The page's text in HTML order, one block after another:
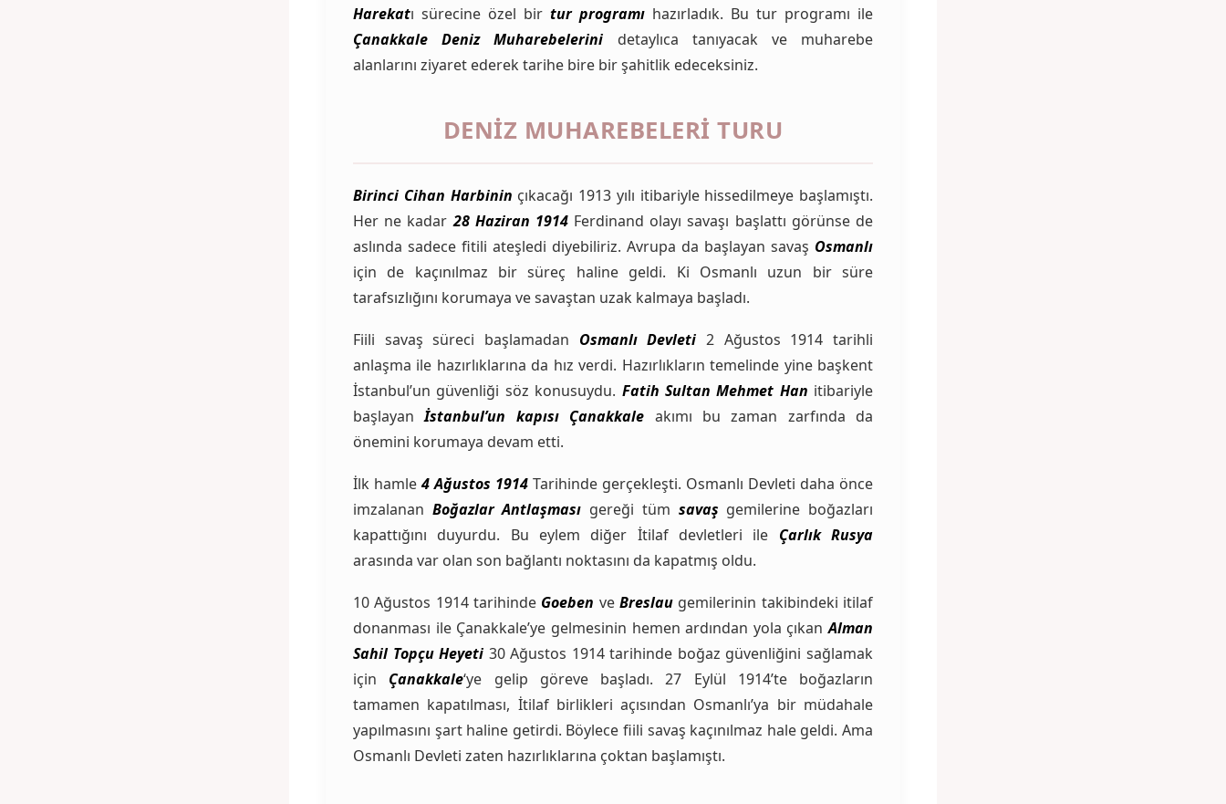
Harekatı sürecine özel bir tur programı hazırladık. Bu tur programı ile
Çanakkale Deniz Muharebelerini detaylıca tanıyacak ve muharebe
alanlarını ziyaret ederek tarihe bire bir şahitlik edeceksiniz.
DENIZ MUHAREBELERI TURU
Birinci Cihan Harbinin çıkacağı 1913 yılı itibariyle hissedilmeye başlamıştı.
Her ne kadar28 Haziran 1914Ferdinand olayı savaşı başlattı görünse de
aslında sadece fitili ateşledi diyebiliriz. Avrupa da başlayan savaş Osmanlı
için de kaçınılmaz bir süreç haline geldi. Ki Osmanlı uzun bir süre
tarafsızlığını korumaya ve savaştan uzak kalmaya başladı.
Fiili savaş süreci başlamadan Osmanlı Devleti 2 Ağustos 1914 tarihli
anlaşma ile hazırlıklarına da hız verdi. Hazırlıkların temelinde yine başkent
İstanbul’un güvenliği söz konusuydu. Fatih Sultan Mehmet Han itibariyle
başlayanİstanbul’un kapısı Çanakkale akımı bu zaman zarfında da
önemini korumaya devam etti.
İlk hamle4 Ağustos 1914 Tarihinde gerçekleşti. Osmanlı Devleti daha önce
imzalanan Boğazlar Antlaşması gereği tüm savaş gemilerine boğazları
kapattığını duyurdu. Bu eylem diğer İtilaf devletleri ile Çarlık Rusya
arasında var olan son bağlantı noktasını da kapatmış oldu.
10 Ağustos 1914 tarihinde Goeben veBreslau gemilerinin takibindeki itilaf
donanması ile Çanakkale’ye gelmesinin hemen ardından yola çıkanAlman
Sahil Topçu Heyeti 30 Ağustos 1914 tarihinde boğaz güvenliğini sağlamak
için Çanakkale‘ye gelip göreve başladı. 27 Eylül 1914’te boğazların
tamamen kapatılması, İtilaf birlikleri açısından Osmanlı’ya bir müdahale
yapılmasını şart haline getirdi. Böylece fiili savaş kaçınılmaz hale geldi. Ama
Osmanlı Devleti zaten hazırlıklarına çoktan başlamıştı.